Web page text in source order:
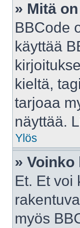
» Mitä
BBCode
käyttää
kieltä,
tarjoaa
näyttää.
Ylös
»
Et. Et voi
myös